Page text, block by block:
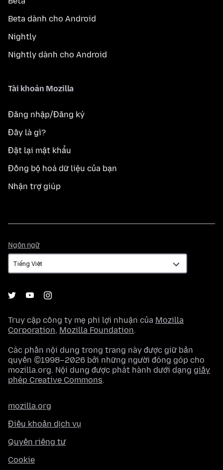
Beta dành cho Android
Nightly
Nightly dành cho Android
Tài khoản Mozilla
Đăng nhập/Đăng ký
Đây là gì?
Đặt lại mật khẩu
Đồng bộ hoá dữ liệu của bạn
Nhận trợ giúp
Ngôn ngữ
ngữ
Truy cập công ty mẹ phi lợi nhuận của Mozilla
Corporation, Mozilla Foundation.
Các phần nội dung trong trang này được giữ bản
quyền ©1998–2026 bởi những người đóng góp cho
mozilla.org. Nội dung được phát hành dưới dạng giấy
phép Creative Commons.
mozilla.org
Điều khoản dịch vụ
Quyền riêng tư
Cookie